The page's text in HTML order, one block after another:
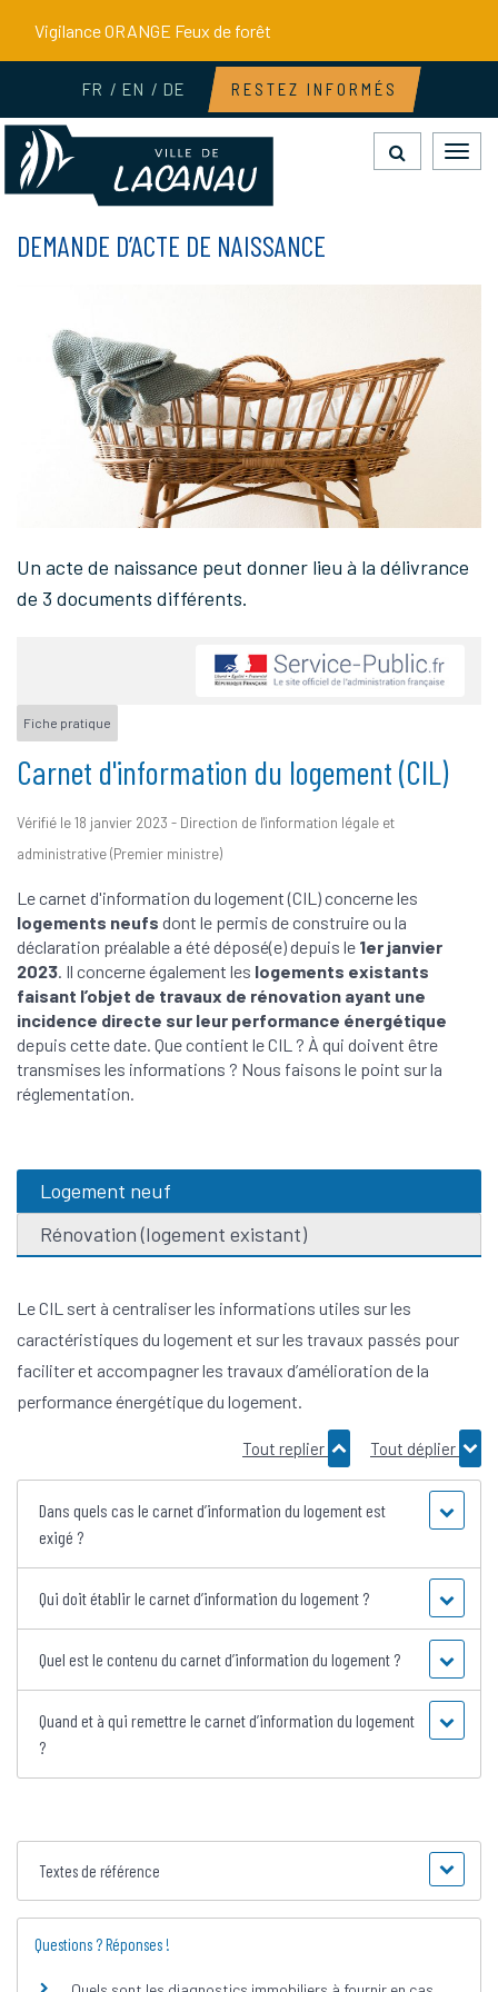
Vigilance ORANGE Feux de forêt
FR EN DE RESTEZ INFORMÉS
DEMANDE D’ACTE DE NAISSANCE
Un acte de naissance peut donner lieu à la délivrance
de 3 documents différents.
Fiche pratique
Carnet d'information du logement (CIL)
Vérifié le 18 janvier 2023 - Direction de l'information légale et
administrative (Premier ministre)
Le carnet d'information du logement (CIL) concerne les
logements neufs dont le permis de construire ou la
déclaration préalable a été déposé(e) depuis le 1er janvier
2023 . Il concerne également les logements existants
faisant l’objet de travaux de rénovation ayant une
incidence directe sur leur performance énergétique
depuis cette date. Que contient le CIL ? À qui doivent être
transmises les informations ? Nous faisons le point sur la
réglementation.
Logement neuf
Rénovation (logement existant)
Le CIL sert à centraliser les informations utiles sur les
caractéristiques du logement et sur les travaux passés pour
faciliter et accompagner les travaux d’amélioration de la
performance énergétique du logement.
Tout replier Tout déplier
Dans quels cas le carnet d’information du logement est
exigé ?
Qui doit établir le carnet d’information du logement ?
Quel est le contenu du carnet d’information du logement ?
Quand et à qui remettre le carnet d’information du logement
?
Textes de référence
Questions ? Réponses !